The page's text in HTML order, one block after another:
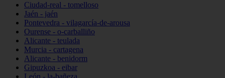
Ciudad-real - tomelloso
Jaén - jaén
Pontevedra - vilagarcía-de-arousa
Ourense - o-carballiño
Alicante - teulada
Murcia - cartagena
Alicante - benidorm
Gipuzkoa - eibar
León - la-bañeza